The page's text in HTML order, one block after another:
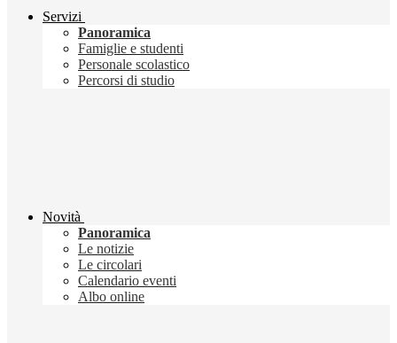
Servizi
Panoramica
Famiglie e studenti
Personale scolastico
Percorsi di studio
Novità
Panoramica
Le notizie
Le circolari
Calendario eventi
Albo online